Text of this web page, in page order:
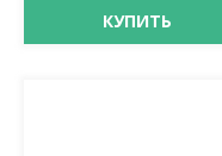
КУПИТЬ